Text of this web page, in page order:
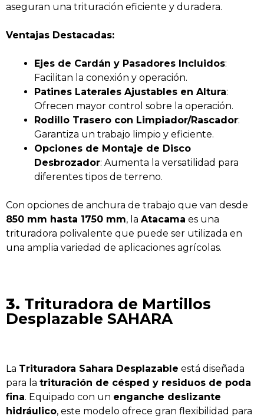
aseguran una trituración eficiente y duradera.
Ventajas Destacadas:
Ejes de Cardán y Pasadores Incluidos:
Facilitan la conexión y operación.
Patines Laterales Ajustables en Altura:
Ofrecen mayor control sobre la operación.
Rodillo Trasero con Limpiador/Rascador:
Garantiza un trabajo limpio y eficiente.
Opciones de Montaje de Disco
Desbrozador: Aumenta la versatilidad para
diferentes tipos de terreno.
Con opciones de anchura de trabajo que van desde
850 mm hasta 1750 mm, la Atacama es una
trituradora polivalente que puede ser utilizada en
una amplia variedad de aplicaciones agrícolas.
3. Trituradora de Martillos
Desplazable SAHARA
La Trituradora Sahara Desplazable está diseñada
para la trituración de césped y residuos de poda
fina. Equipado con un enganche deslizante
hidráulico, este modelo ofrece gran flexibilidad para